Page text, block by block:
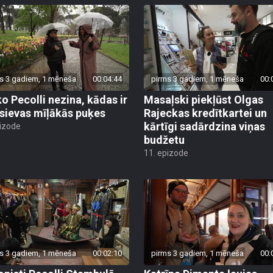
3 gadiem, 1 mēneša 00:04:44
Pecolli nezina, kādas ir
mīļākās puķes
pirms 3 gadiem, 1 mēneša
Masaļski piekļūst Olgas
Rajeckas kredītkartei un
kārtīgi sadārdzina viņas
budžetu
11. epizode
3 gadiem, 1 mēneša 00:02:10 pirms 3 gadiem, 1 mēneša